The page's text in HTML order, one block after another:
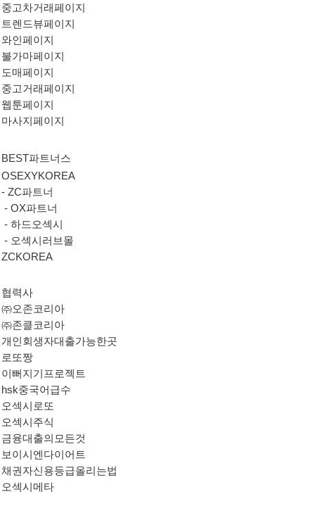
중고차거래페이지
트렌드뷰페이지
와인페이지
불가마페이지
도매페이지
중고거래페이지
웹툰페이지
마사지페이지
BEST파트너스
OSEXYKOREA
-ZC파트너
-OX파트너
-하드오섹시
- 오섹시러브몰
ZCKOREA
협력사
㈜오존코리아
㈜존클코리아
개인회생자대출가능한곳
로또짱
이뻐지기프로젝트
hsk중국어급수
오섹시로또
오섹시주식
금융대출의모든것
보이시엔다이어트
채권자신용등급올리는법
오섹시메타